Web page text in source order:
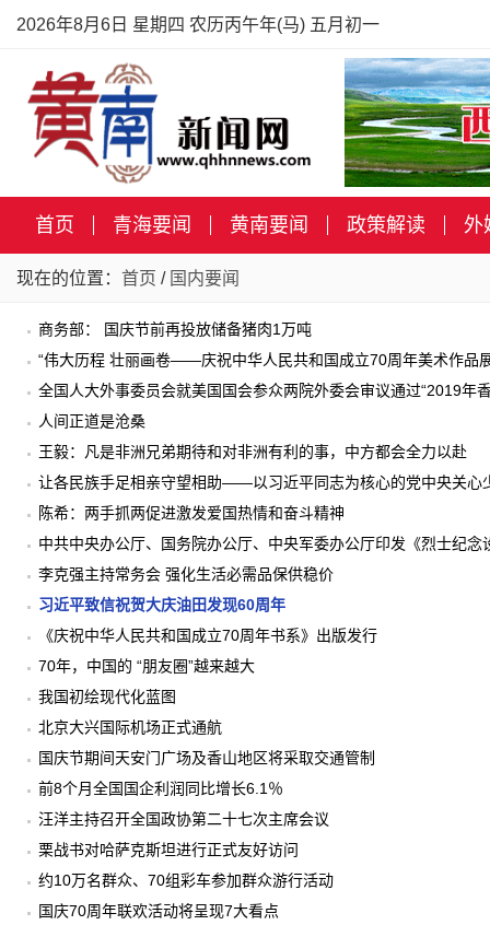
2026年8月6日 星期四 农历丙午年(马) 五月初一
首页 青海要闻 黄南要闻 政策解读 外
现在的位置： 首页 / 国内要闻
商务部： 国庆节前再投放储备猪肉1万吨
“伟大历程 壮丽画卷——庆祝中华人民共和国成立70周年美术作品
全国人大外事委员会就美国国会参众两院外委会审议通过“2019年
人间正道是沧桑
王毅：凡是非洲兄弟期待和对非洲有利的事，中方都会全力以赴
让各民族手足相亲守望相助——以习近平同志为核心的党中央关心
陈希：两手抓两促进激发爱国热情和奋斗精神
中共中央办公厅、国务院办公厅、中央军委办公厅印发《烈士纪
案》
李克强主持常务会 强化生活必需品保供稳价
习近平致信祝贺大庆油田发现60周年
《庆祝中华人民共和国成立70周年书系》出版发行
70年，中国的 “朋友圈”越来越大
我国初绘现代化蓝图
北京大兴国际机场正式通航
国庆节期间天安门广场及香山地区将采取交通管制
前8个月全国国企利润同比增长6.1％
汪洋主持召开全国政协第二十七次主席会议
栗战书对哈萨克斯坦进行正式友好访问
约10万名群众、70组彩车参加群众游行活动
国庆70周年联欢活动将呈现7大看点